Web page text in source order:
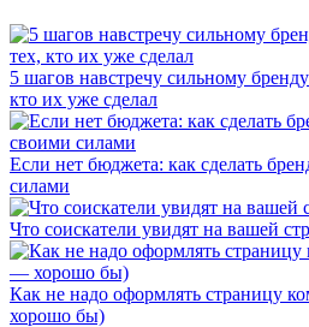
5 шагов навстречу сильному
кто их уже сделал
Если нет бюджета: как сделать
силами
Что соискатели увидят на вашей
Как не надо оформлять страницу
хорошо бы)